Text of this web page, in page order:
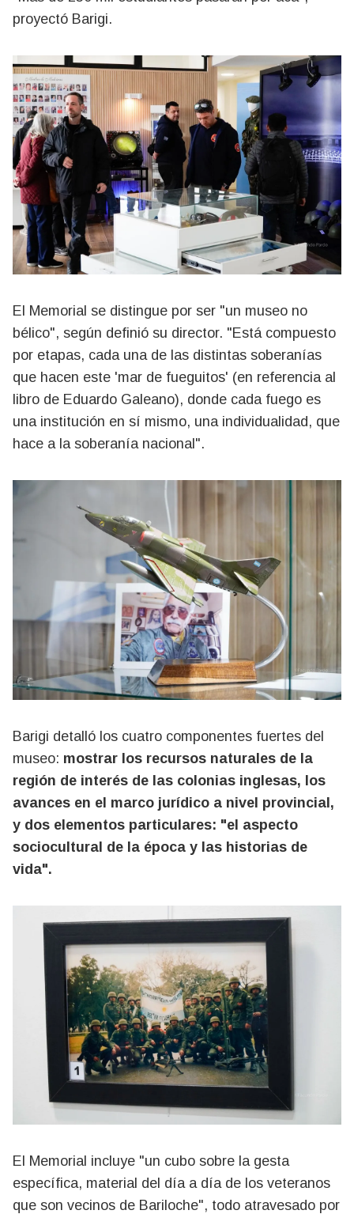
proyectó Barigi.
El Memorial se distingue por ser "un museo no
bélico", según definió su director. "Está compuesto
por etapas, cada una de las distintas soberanías
que hacen este 'mar de fueguitos' (en referencia al
libro de Eduardo Galeano), donde cada fuego es
una institución en sí mismo, una individualidad, que
hace a la soberanía nacional".
Barigi detalló los cuatro componentes fuertes del
museo: mostrar los recursos naturales de la
región de interés de las colonias inglesas, los
avances en el marco jurídico a nivel provincial,
y dos elementos particulares: "el aspecto
sociocultural de la época y las historias de
vida".
El Memorial incluye "un cubo sobre la gesta
específica, material del día a día de los veteranos
que son vecinos de Bariloche", todo atravesado por